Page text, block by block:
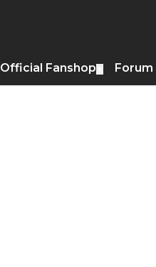
Official Fanshop Forum